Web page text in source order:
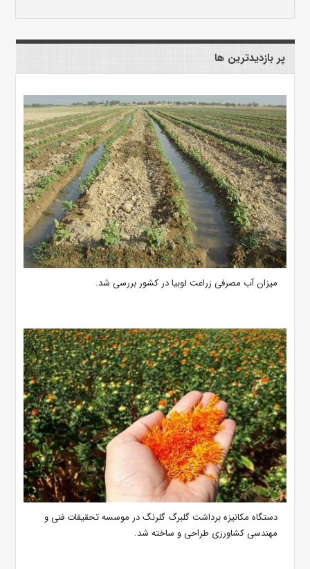
پر بازدیدترین ها
میزان آب مصرفی زراعت لوبیا در کشور بررسی شد.
دستگاه مکانیزه برداشت گلبرگ گلرنگ در موسسه تحقیقات فنی و
مهندسی کشاورزی طراحی و ساخته شد.